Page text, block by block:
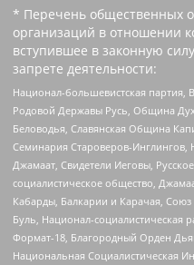
* Перечень общественных
организаций в отношении
вступившее в законную
запрете деятельности:
Национал-большевистская партия,
Родовой Державы Русь, Община
Беловодья, Славянская Община
Семинария Староверов-
Джамаат, Свидетели Иеговы,
социалистическое общество,
Кабарды, Балкарии и Карачая,
Буль, Национал-социалистическая
Формат-18, Благородный Орден
Национальная Социалистическая